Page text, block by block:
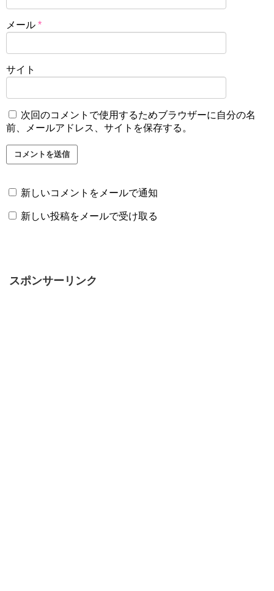
メール *
サイト
次回のコメントで使用するためブラウザーに自分の名
前、メールアドレス、サイトを保存する。
新しいコメントをメールで通知
新しい投稿をメールで受け取る
スポンサーリンク